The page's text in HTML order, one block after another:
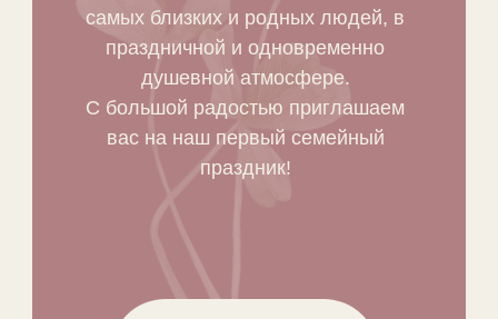
самых близких и родных людей, в
праздничной и одновременно
душевной атмосфере.
С большой радостью приглашаем
вас на наш первый семейный
праздник!